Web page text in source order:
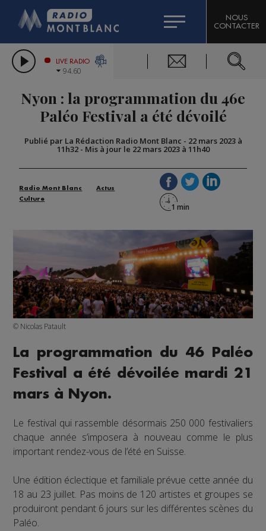
LES CHRONIQUES DE L'EXPERT
CITIZEN MACHINERY
GRAND MASSIF DOMAINES SKIABLES
BIGARD
COMPAGNIE DU MONT-BLANC
NOUS
CONTACTER
LIVE RADIO
94.60
Nyon : la programmation du 46e
Paléo Festival a été dévoilé
Publié par La Rédaction Radio Mont Blanc - 22 mars 2023 à
11h32- Mis à jour le 22 mars 2023 à 11h40
Radio Mont Blanc
Actus
Culture
© Nicolas Patault
La programmation du 46 Paléo
Festival a été dévoilée mardi 21
mars à Nyon.
Le festival qui rassemble désormais 250 000 festivaliers
chaque année s’imposera à nouveau comme le plus
important rendez-vous de l’été en Suisse.
Une édition éclectique et familiale prévue cette année du
18 au 23 juillet. Pas moins de 120 artistes et groupes se
produiront pendant 6 jours sur les différentes scènes du
Paléo.